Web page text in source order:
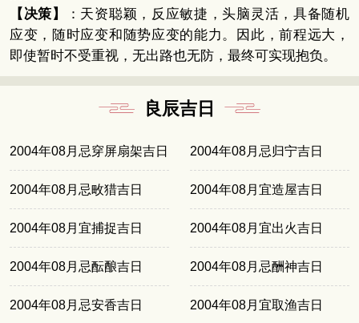
【决策】
：天资聪颖，反应敏捷，头脑灵活，具备随机
应变，随时应变和随势应变的能力。因此，前程远大，
即使暂时不受重视，无出路也无防，最终可实现抱负。
良辰吉日
2004年08月忌穿屏扇架吉日 2004年08月忌归宁吉日
2004年08月忌畋猎吉日 2004年08月宜造屋吉日
2004年08月宜捕捉吉日 2004年08月宜出火吉日
2004年08月忌酝酿吉日 2004年08月忌酬神吉日
2004年08月忌安香吉日 2004年08月宜取渔吉日